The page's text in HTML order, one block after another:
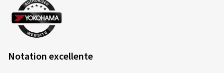
Couleur:BLACK FRONT POLISH
Jantes montées sur:
Type de véhicule:
Notation excellente